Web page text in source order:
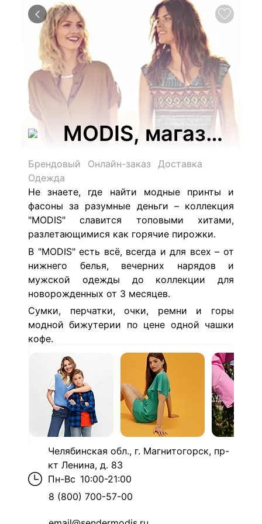
MODIS, магазин
Брендовый Онлайн-заказ
Доставка
Одежда
Не знаете, где найти модные принты и
фасоны за разумные деньги – коллекция
"MODIS" славится топовыми хитами,
разлетающимися как горячие пирожки.
В "MODIS" есть всё, всегда и для всех – от
нижнего белья, вечерних нарядов и
мужской одежды до коллекции для
новорожденных от 3 месяцев.
Сумки, перчатки, очки, ремни и горы
модной бижутерии по цене одной чашки
кофе.
Челябинская обл., г. Магнитогорск, пр-
кт Ленина, д. 83
Пн-Вс 10:00-21:00
8 (800) 700-57-00